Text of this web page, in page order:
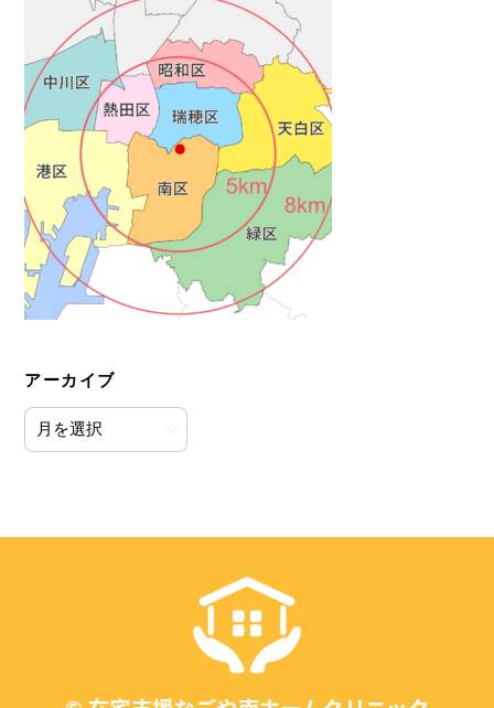
アーカイブ
ア
ー
ブ